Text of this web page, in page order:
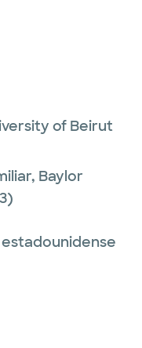
of Beirut
Baylor